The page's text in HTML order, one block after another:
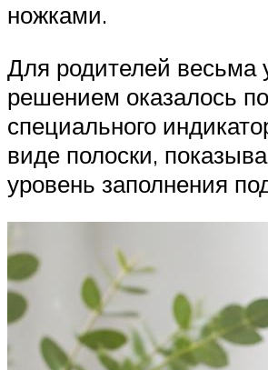
ножками.
Для родителей весьма
решением оказалось
специального
виде полоски,
уровень заполнения